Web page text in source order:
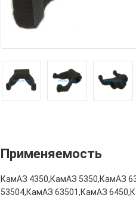
Применяемость
КамАЗ 4350,КамАЗ 5350,КамАЗ
53504,КамАЗ 63501,КамАЗ